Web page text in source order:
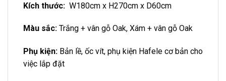
Kích thước: W180cm x H270cm x D60cm
Màu sắc: Trắng + vân gỗ Oak, Xám + vân gỗ Oak
Phụ kiện: Bản lề, ốc vít, phụ kiện Hafele cơ bản cho
việc lắp đặt